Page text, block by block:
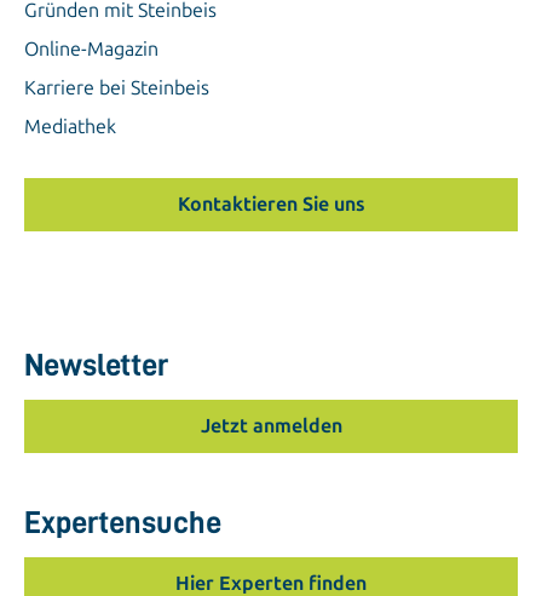
Gründen mit Steinbeis
Online-Magazin
Karriere bei Steinbeis
Mediathek
Kontaktieren Sie uns
Newsletter
Jetzt anmelden
Expertensuche
Hier Experten finden